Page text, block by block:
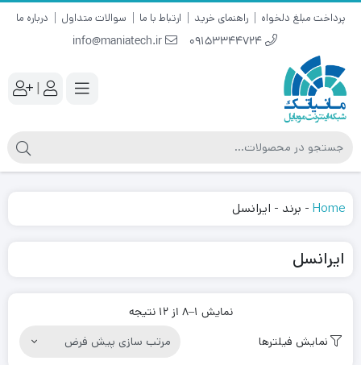
پرداخت مبلغ دلخواه راهنمای خرید ارتباط با ما سوالات متداول درباره ما
09153344724
info@maniatech.ir
|
Home
- برند - ایرانسل
ایرانسل
نمایش 1–8 از 12 نتیجه
نمایش فیلترها